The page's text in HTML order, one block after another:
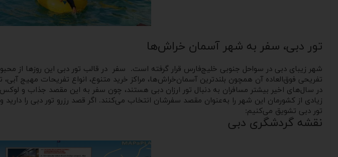
تور دبی، سفر به شهر آسمان خراش‌ها
شهر زیبای دبی در سواحل جنوبی خلیج‌فارس قرار گرفته است. سفر در قالب تور دبی این روزها از
تفریحی فوق‌العاده‌ آن همچون بلندترین آسمان‌خراش‌ها، مراکز خرید متنوع، انواع تفریحات مهیج
در سال‌های اخیر بیشتر مسافران به دنبال تور ارزان دبی هستند، چون سفر به این مقصد جذاب و
زیادی از کشورمان این شهر را به‌عنوان مقصد سفرشان انتخاب می‌کنند. اگر قصد رزرو تور دبی را
تور دبی تشویق می‌کنیم:
نقشه گردشگری دبی